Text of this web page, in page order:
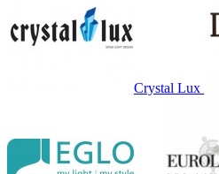
Crystal Lux